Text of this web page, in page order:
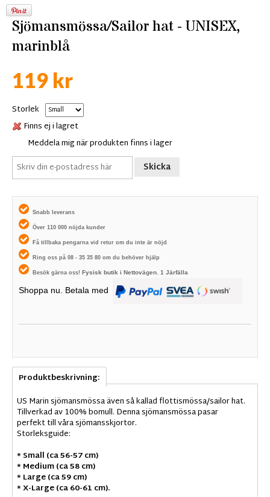
Sjömansmössa/Sailor hat - UNISEX,
marinblå
119 kr
Storlek
Finns ej i lagret
Meddela mig när produkten finns i lager
Skicka
Snabb leverans
Över 110 000 nöjda kunder
Få tillbaka pengarna vid retur om du inte är nöjd
Ring oss på 08 - 35 35 80 om du behöver hjälp
Besök gärna oss! Fysisk butik i Nettovägen. 1 Järfälla
Shoppa nu. Betala med
Produktbeskrivning:
US Marin sjömansmössa även så kallad flottismössa/sailor hat.
Tillverkad av 100% bomull. Denna sjömansmössa pasar
perfekt till våra sjömansskjortor.
Storleksguide:
* Small (ca 56-57 cm)
* Medium (ca 58 cm)
* Large (ca 59 cm)
* X-Large (ca 60-61 cm).